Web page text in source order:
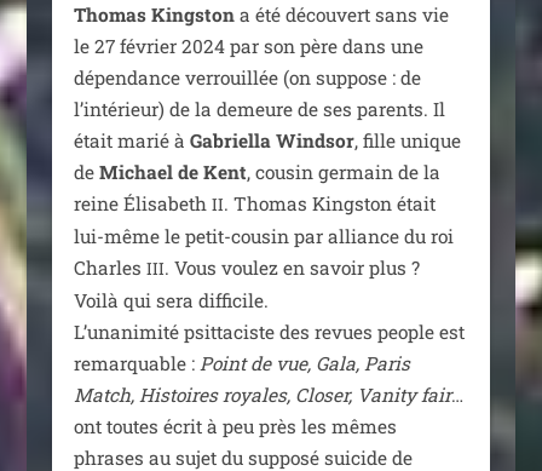
Thomas Kingstona été décou­vert sans vie
le 27 février 2024 par son père dans une
dépen­dance ver­rouillée (on sup­pose : de
l’intérieur) de la demeure de ses parents. Il
était marié à Gabriella Windsor, fille unique
de Michael de Kent, cou­sin ger­main de la
reine Élisabeth II. Thomas Kingston était
lui-même le petit-cou­sin par alliance du roi
Charles III. Vous vou­lez en savoir plus ?
Voilà qui sera dif­fi­cile.
L’unanimité psit­ta­ciste des revues people est
remar­quable : Point de vue, Gala, Paris
Match, Histoires royales, Closer, Vanity fair…
ont toutes écrit à peu près les mêmes
phrases au sujet du sup­po­sé sui­cide de